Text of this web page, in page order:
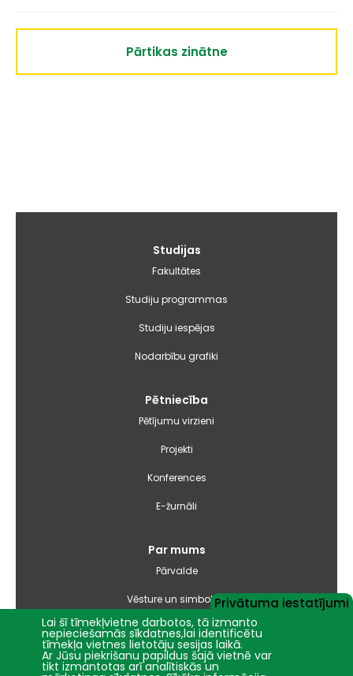
Pārtikas zinātne
Studijas
Fakultātes
Studiju programmas
Studiju iespējas
Nodarbību grafiki
Pētniecība
Pētījumu virzieni
Projekti
Konferences
E-žurnāli
Par mums
Pārvalde
Vēsture un simbolika
Studiju virzienu pārskati un pašnovērtējuma ziņojumi
Iepirkumi
Privātuma iestatījumi
Lai šī tīmekļvietne darbotos, tā izmanto
nepieciešamās sīkdatnes,lai identificētu
tīmekļa vietnes lietotāju sesijas laikā.
Ar Jūsu piekrišanu papildus šajā vietnē var
tikt izmantotas arī analītiskās un